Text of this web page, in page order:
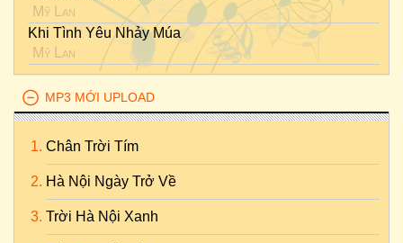
Mỹ Lan
Khi Tình Yêu Nhảy Múa
Mỹ Lan
MP3 MỚI UPLOAD
Chân Trời Tím
Hà Nội Ngày Trở Về
Trời Hà Nội Xanh